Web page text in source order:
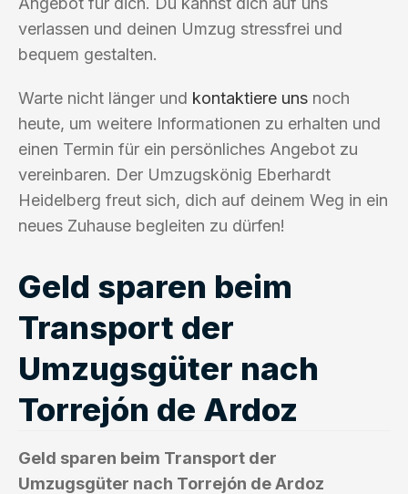
verlassen und deinen Umzug stressfrei und
bequem gestalten.
Warte nicht länger und kontaktiere uns noch
heute, um weitere Informationen zu erhalten und
einen Termin für ein persönliches Angebot zu
vereinbaren. Der Umzugskönig Eberhardt
Heidelberg freut sich, dich auf deinem Weg in ein
neues Zuhause begleiten zu dürfen!
Geld sparen beim
Transport der
Umzugsgüter nach
Torrejón de Ardoz
Geld sparen beim Transport der
Umzugsgüter nach Torrejón de Ardoz